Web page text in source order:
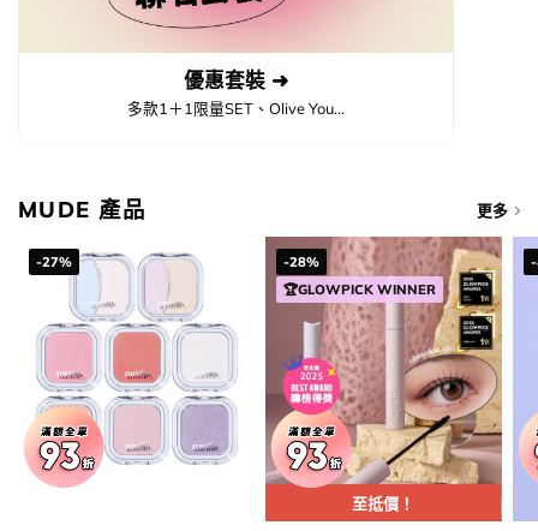
優惠套裝 ➜
多款1＋1限量SET、Olive You...
MUDE 產品 更多
-27%
-28%
🏆GLOWPICK WINNER
至抵價！